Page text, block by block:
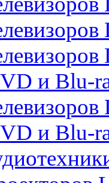
и Blu-
и Blu-